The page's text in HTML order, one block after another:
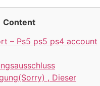
Content
– Ps5 ps5 ps4 account
, Dieser